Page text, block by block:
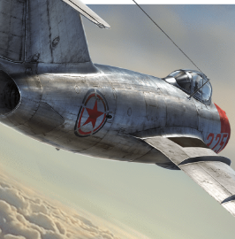
ВОЕННО-ИСТОРИЧЕСКИЙ АВИАСИМУЛЯТОР